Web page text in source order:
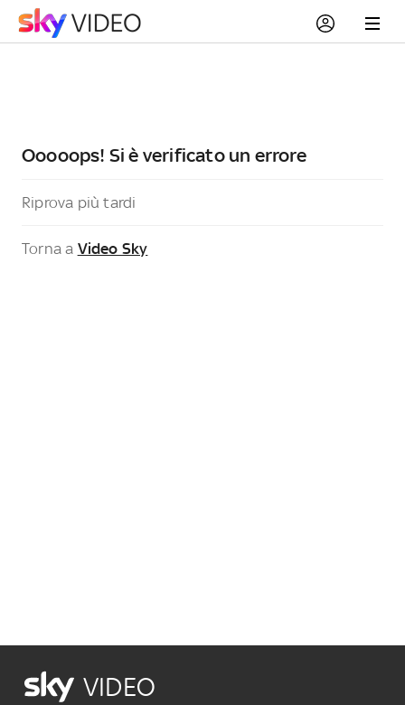
Ooooops! Si è verificato un errore
Riprova più tardi
Torna a Video Sky
VIDEO